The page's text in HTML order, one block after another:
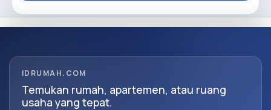
IDRUMAH.COM
Temukan rumah, apartemen, atau ruang
usaha yang tepat.